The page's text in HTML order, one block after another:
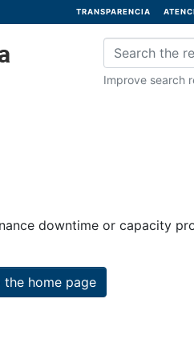
TRANSPARENCIA
Improve search
downtime or capacity
the home page